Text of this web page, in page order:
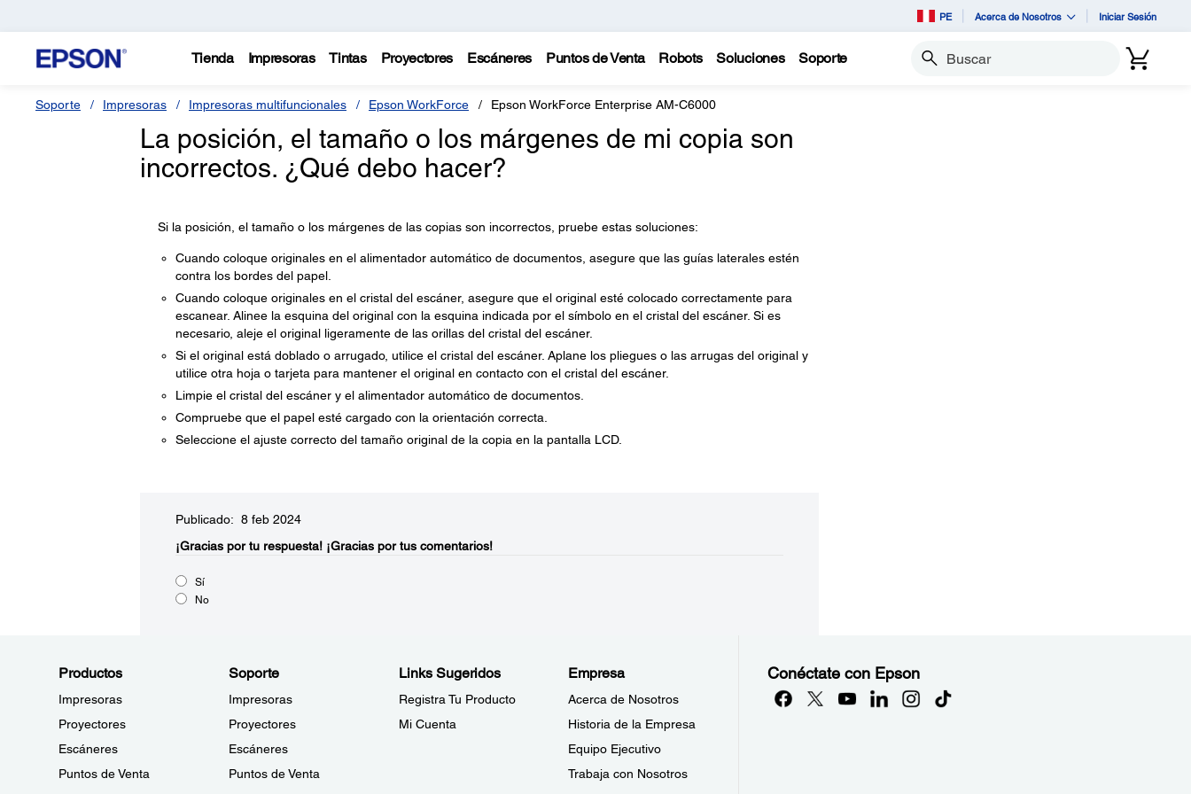
PE Acerca de Nosotros Iniciar Sesión
Tienda Impresoras Tintas Proyectores Escáneres Puntos de Venta Robots Soluciones Soporte Buscar
Soporte Impresoras Impresoras multifuncionales Epson WorkForce Epson WorkForce Enterprise AM-C6000
La posición, el tamaño o los márgenes de mi copia son
incorrectos. ¿Qué debo hacer?
Si la posición, el tamaño o los márgenes de las copias son incorrectos, pruebe estas soluciones:
Cuando coloque originales en el alimentador automático de documentos, asegure que las guías laterales estén
contra los bordes del papel.
Cuando coloque originales en el cristal del escáner, asegure que el original esté colocado correctamente para
escanear. Alinee la esquina del original con la esquina indicada por el símbolo en el cristal del escáner. Si es
necesario, aleje el original ligeramente de las orillas del cristal del escáner.
Si el original está doblado o arrugado, utilice el cristal del escáner. Aplane los pliegues o las arrugas del original y
utilice otra hoja o tarjeta para mantener el original en contacto con el cristal del escáner.
Limpie el cristal del escáner y el alimentador automático de documentos.
Compruebe que el papel esté cargado con la orientación correcta.
Seleccione el ajuste correcto del tamaño original de la copia en la pantalla LCD.
Publicado: 8 feb 2024
¡Gracias por tu respuesta! ¡Gracias por tus comentarios!
Sí
No
Productos
Impresoras
Proyectores
Escáneres
Puntos de Venta
Soporte
Impresoras
Proyectores
Escáneres
Puntos de Venta
Links Sugeridos
Registra Tu Producto
Mi Cuenta
Empresa
Acerca de Nosotros
Historia de la Empresa
Equipo Ejecutivo
Trabaja con Nosotros
Conéctate con Epson